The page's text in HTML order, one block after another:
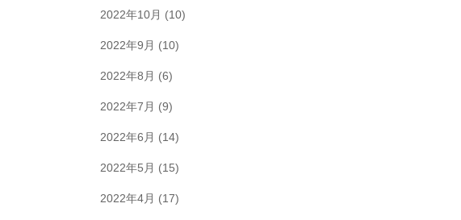
2022年10月 (10)
2022年9月 (10)
2022年8月 (6)
2022年7月 (9)
2022年6月 (14)
2022年5月 (15)
2022年4月 (17)